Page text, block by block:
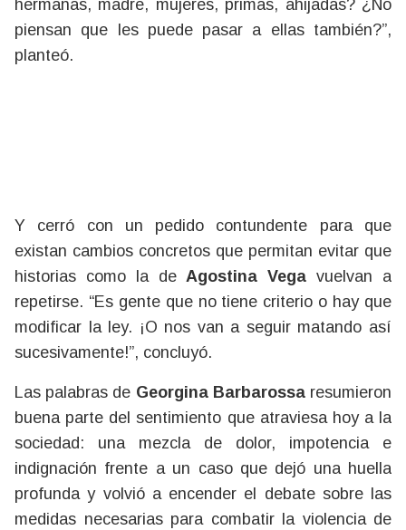
hermanas, madre, mujeres, primas, ahijadas? ¿No
piensan que les puede pasar a ellas también?”,
planteó.
Y cerró con un pedido contundente para que
existan cambios concretos que permitan evitar que
historias como la de Agostina Vega vuelvan a
repetirse. “Es gente que no tiene criterio o hay que
modificar la ley. ¡O nos van a seguir matando así
sucesivamente!”, concluyó.
Las palabras de Georgina Barbarossaresumieron
buena parte del sentimiento que atraviesa hoy a la
sociedad: una mezcla de dolor, impotencia e
indignación frente a un caso que dejó una huella
profunda y volvió a encender el debate sobre las
medidas necesarias para combatir la violencia de